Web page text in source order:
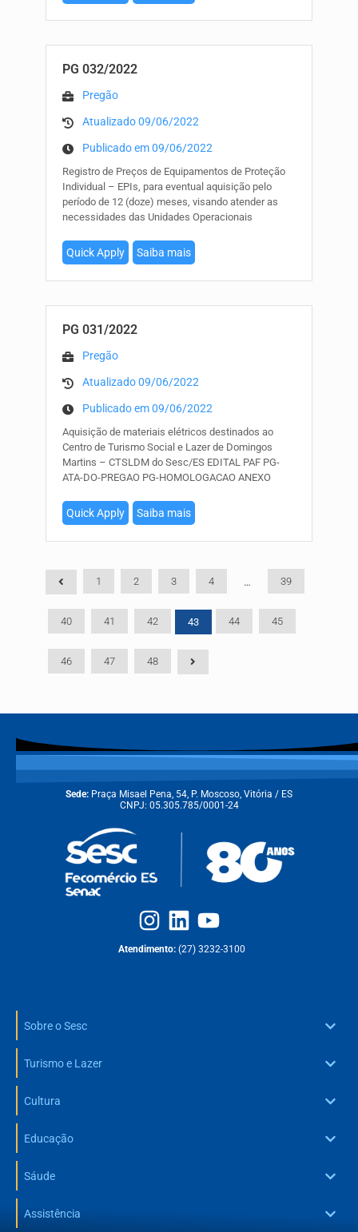
PG 032/2022
Pregão
Atualizado 09/06/2022
Publicado em 09/06/2022
Registro de Preços de Equipamentos de Proteção
Individual – EPIs, para eventual aquisição pelo
período de 12 (doze) meses, visando atender as
necessidades das Unidades Operacionais
Quick Apply Saiba mais
PG 031/2022
Pregão
Atualizado 09/06/2022
Publicado em 09/06/2022
Aquisição de materiais elétricos destinados ao
Centro de Turismo Social e Lazer de Domingos
Martins – CTSLDM do Sesc/ES EDITAL PAF PG-
ATA-DO-PREGAO PG-HOMOLOGACAO ANEXO
Quick Apply Saiba mais
1 2 3 4 … 39
40 41 42 43 44 45
46 47 48
Sede: Praça Misael Pena, 54, P. Moscoso, Vitória / ES
CNPJ: 05.305.785/0001-24
Atendimento: (27) 3232-3100
Sobre o Sesc
Turismo e Lazer
Cultura
Educação
Sáude
Assistência